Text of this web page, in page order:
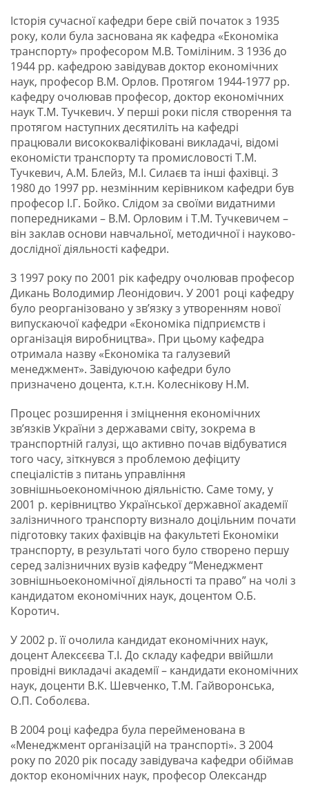
Історія сучасної кафедри бере свій початок з 1935
року, коли була заснована як кафедра «Економіка
транспорту» професором М.В. Томіліним. З 1936 до
1944 рр. кафедрою завідував доктор економічних
наук, професор В.М. Орлов. Протягом 1944-1977 рр.
кафедру очолював професор, доктор економічних
наук Т.М. Тучкевич. У перші роки після створення та
протягом наступних десятиліть на кафедрі
працювали висококваліфіковані викладачі, відомі
економісти транспорту та промисловості Т.М.
Тучкевич, А.М. Блейз, М.І. Силаєв та інші фахівці. З
1980 до 1997 рр. незмінним керівником кафедри був
професор І.Г. Бойко. Слідом за своїми видатними
попередниками – В.М. Орловим і Т.М. Тучкевичем –
він заклав основи навчальної, методичної і науково-
дослідної діяльності кафедри.
З 1997 року по 2001 рік кафедру очолював професор
Дикань Володимир Леонідович. У 2001 році кафедру
було реорганізовано у зв’язку з утворенням нової
випускаючої кафедри «Економіка підприємств і
організація виробництва». При цьому кафедра
отримала назву «Економіка та галузевий
менеджмент». Завідуючою кафедри було
призначено доцента, к.т.н. Колеснікову Н.М.
Процес розширення і зміцнення економічних
зв’язків України з державами світу, зокрема в
транспортній галузі, що активно почав відбуватися
того часу, зіткнувся з проблемою дефіциту
спеціалістів з питань управління
зовнішньоекономічною діяльністю. Саме тому, у
2001 р. керівництво Української державної академії
залізничного транспорту визнало доцільним почати
підготовку таких фахівців на факультеті Економіки
транспорту, в результаті чого було створено першу
серед залізничних вузів кафедру “Менеджмент
зовнішньоекономічної діяльності та право” на чолі з
кандидатом економічних наук, доцентом О.Б.
Коротич.
У 2002 р. її очолила кандидат економічних наук,
доцент Алексєєва Т.І. До складу кафедри ввійшли
провідні викладачі академії – кандидати економічних
наук, доценти В.К. Шевченко, Т.М. Гайворонська,
О.П. Соболєва.
В 2004 році кафедра була перейменована в
«Менеджмент організацій на транспорті». З 2004
року по 2020 рік посаду завідувача кафедри обіймав
доктор економічних наук, професор Олександр